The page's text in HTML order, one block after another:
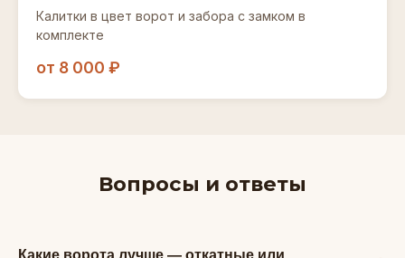
Калитки в цвет ворот и забора с замком в
комплекте
от 8 000 ₽
Вопросы и ответы
Какие ворота лучше — откатные или